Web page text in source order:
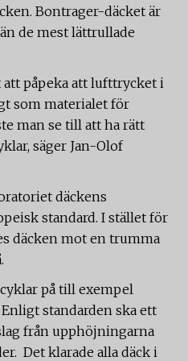
Bontrager-däcket är
de mest lättrullade
påpeka att lufttrycket i
som materialet för
man se till att ha rätt
säger Jan-Olof
däckens
standard. I stället för
däcken mot en trumma
på till exempel
standarden ska ett
från upphöjningarna
Det klarade alla däck i